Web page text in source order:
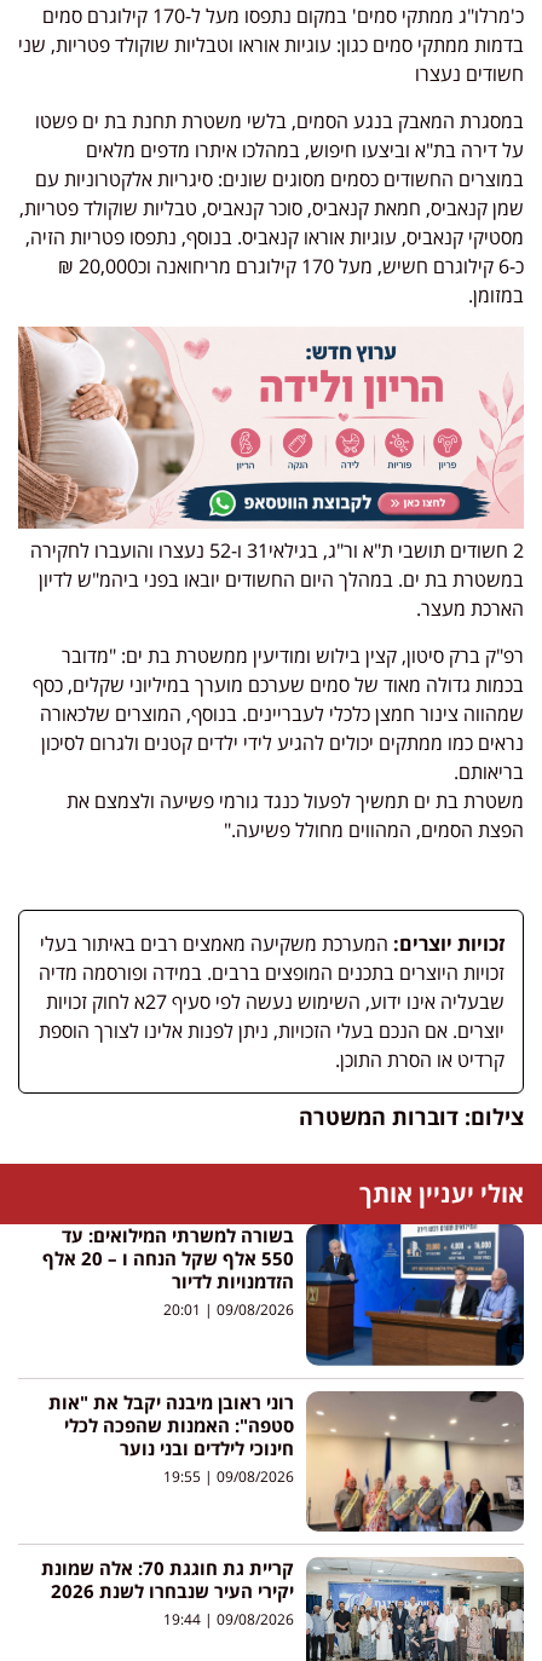
כ'מרלו"ג ממתקי סמים' במקום נתפסו מעל ל-170 קילוגרם סמים
בדמות ממתקי סמים כגון: עוגיות אוראו וטבליות שוקולד פטריות, שני
חשודים נעצרו
במסגרת המאבק בנגע הסמים, בלשי משטרת תחנת בת ים פשטו
על דירה בת"א וביצעו חיפוש, במהלכו איתרו מדפים מלאים
במוצרים החשודים כסמים מסוגים שונים: סיגריות אלקטרוניות עם
שמן קנאביס, חמאת קנאביס, סוכר קנאביס, טבליות שוקולד פטריות,
מסטיקי קנאביס, עוגיות אוראו קנאביס. בנוסף, נתפסו פטריות הזיה,
כ-6 קילוגרם חשיש, מעל 170 קילוגרם מריחואנה וכ20,000 ₪
במזומן.
2 חשודים תושבי ת"א ור"ג, בגילאי31 ו-52 נעצרו והועברו לחקירה
במשטרת בת ים. במהלך היום החשודים יובאו בפני ביהמ"ש לדיון
הארכת מעצר.
רפ"ק ברק סיטון, קצין בילוש ומודיעין ממשטרת בת ים: "מדובר
בכמות גדולה מאוד של סמים שערכם מוערך במיליוני שקלים, כסף
שמהווה צינור חמצן כלכלי לעבריינים. בנוסף, המוצרים שלכאורה
נראים כמו ממתקים יכולים להגיע לידי ילדים קטנים ולגרום לסיכון
בריאותם.
משטרת בת ים תמשיך לפעול כנגד גורמי פשיעה ולצמצם את
הפצת הסמים, המהווים מחולל פשיעה."
זכויות יוצרים: המערכת משקיעה מאמצים רבים באיתור בעלי
זכויות היוצרים בתכנים המופצים ברבים. במידה ופורסמה מדיה
שבעליה אינו ידוע, השימוש נעשה לפי סעיף 27א לחוק זכויות
יוצרים. אם הנכם בעלי הזכויות, ניתן לפנות אלינו לצורך הוספת
קרדיט או הסרת התוכן.
צילום: דוברות המשטרה
אולי יעניין אותך
בשורה למשרתי המילואים: עד
550 אלף שקל הנחה ו – 20 אלף
הזדמנויות לדיור
09/08/2026
רוני ראובן מיבנה יקבל את "אות
סטפה": האמנות שהפכה לכלי
חינוכי לילדים ובני נוער
09/08/2026
קריית גת חוגגת 70: אלה שמונת
יקירי העיר שנבחרו לשנת 2026
09/08/2026